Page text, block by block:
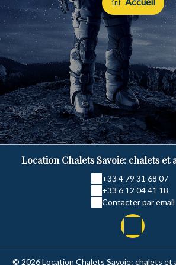
Location Chalets Savoie: chalets et
+33 4 79 31 68 07
+33 6 12 04 41 18
Contacter par email
© 2026 Location Chalets Savoie: chalets et